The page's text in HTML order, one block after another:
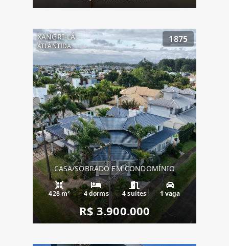
XANGRI-LÁ
ATLÂNTIDA
1875
CASA/SOBRADO EM CONDOMÍNIO
428 m² 4 dorms 4 suítes 1 vaga
R$ 3.900.000